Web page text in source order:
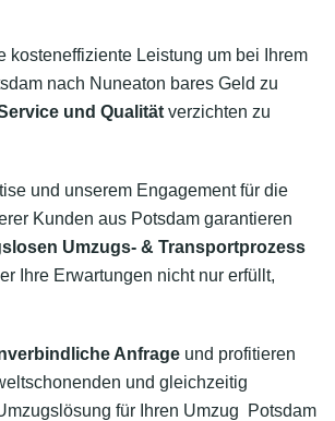
kosteneffiziente Leistung um bei Ihrem
nach Nuneaton bares Geld zu
und Qualität verzichten zu
und unserem Engagement für die
Kunden aus Potsdam garantieren
Umzugs- & Transportprozess
Ihre Erwartungen nicht nur erfüllt,
Anfrage und profitieren
und gleichzeitig
für Ihren Umzug Potsdam